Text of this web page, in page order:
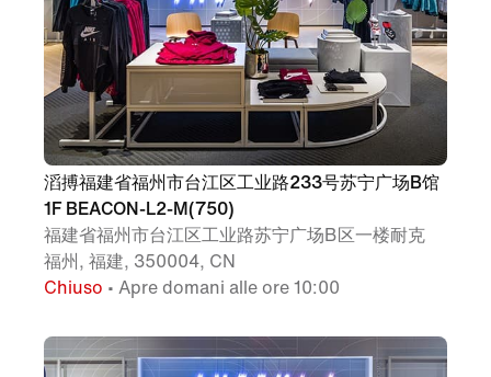
滔搏福建省福州市台江区工业路233号苏宁广场B馆
1F BEACON-L2-M(750)
福建省福州市台江区工业路苏宁广场B区一楼耐克
福州, 福建, 350004, CN
Chiuso • Apre domani alle ore 10:00